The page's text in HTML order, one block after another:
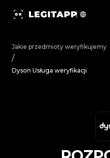
Jakie przedmioty weryfikujemy
/
Dyson Usługa weryfikacji